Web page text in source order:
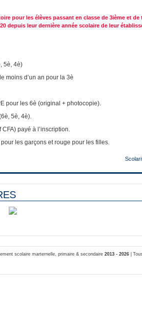
pour les élèves passant en classe de 3ième et
depuis leur dernière année scolaire de leur
5è, 4è)
moins d’un an pour la 3è
pour les 6è (original + photocopie).
5è, 4è).
CFA) payé à l’inscription.
les garçons et rouge pour les filles.
scolaire marternelle, primaire & secondaire 2013 - 2026 |